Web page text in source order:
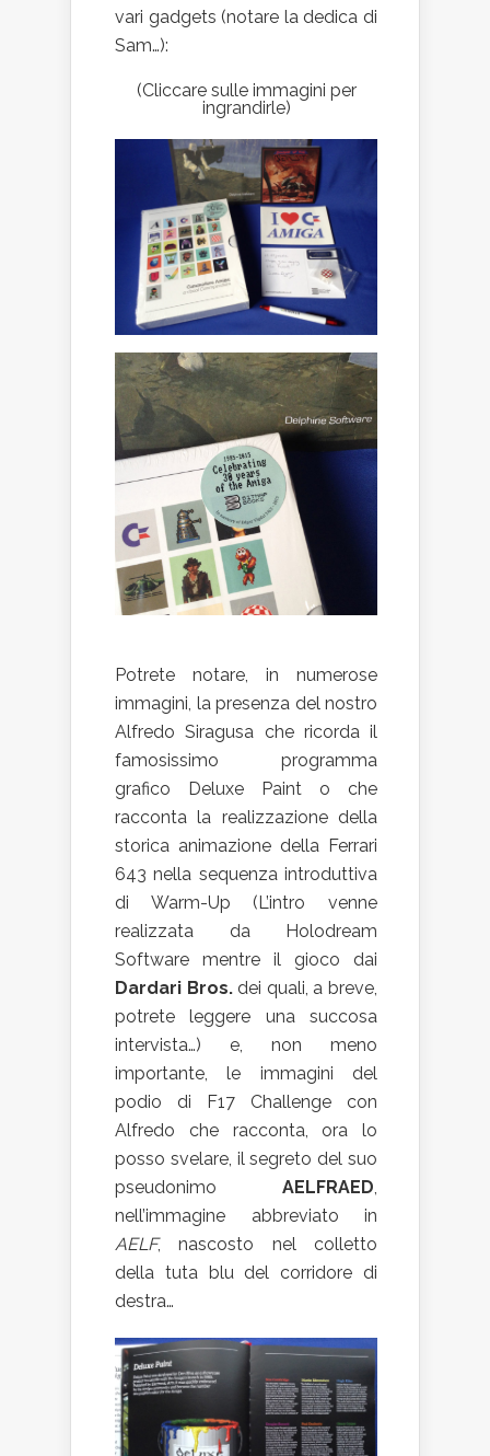
vari gadgets (notare la dedica di
Sam…):
(Cliccare sulle immagini per
ingrandirle)
Potrete notare, in numerose
immagini, la presenza del nostro
Alfredo Siragusa che ricorda il
famosissimo programma
grafico Deluxe Paint o che
racconta la realizzazione della
storica animazione della Ferrari
643 nella sequenza introduttiva
di Warm-Up (L’intro venne
realizzata da Holodream
Software mentre il gioco dai
Dardari Bros.dei quali, a breve,
potrete leggere una succosa
intervista…) e, non meno
importante, le immagini del
podio di F17 Challenge con
Alfredo che racconta, ora lo
posso svelare, il segreto del suo
pseudonimo AELFRAED,
nell’immagine abbreviato in
AELF, nascosto nel colletto
della tuta blu del corridore di
destra…